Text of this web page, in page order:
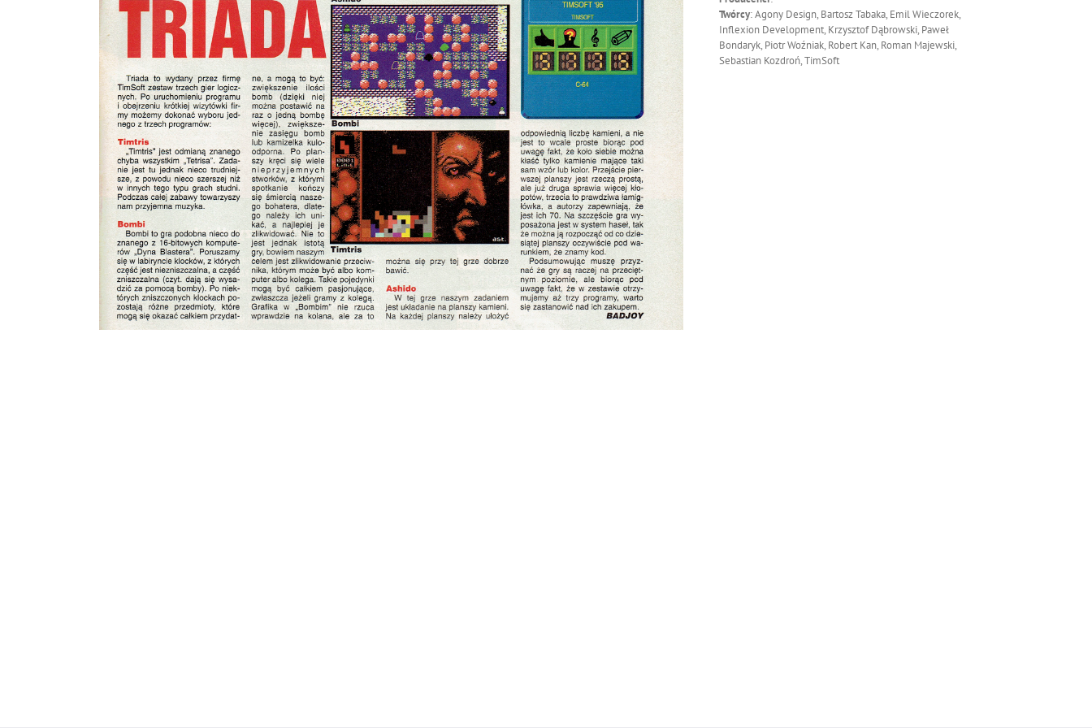
Twórcy: Agony Design, Bartosz Tabaka, Emil Wieczorek,
Inflexion Development, Krzysztof Dąbrowski, Paweł
Bondaryk, Piotr Woźniak, Robert Kan, Roman Majewski,
Sebastian Kozdroń, TimSoft